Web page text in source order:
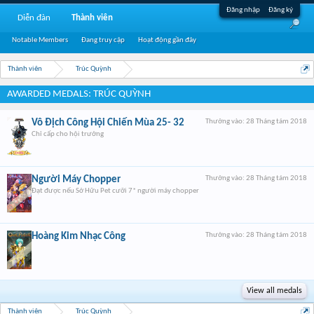
Đăng nhập Đăng ký
Thành viên Trúc Quỳnh
AWARDED MEDALS: TRÚC QUỲNH
Thưởng vào: 28 Tháng tám 2018
Vô Địch Công Hội Chiến Mùa 25- 32
Chỉ cấp cho hội trưởng
Thưởng vào: 28 Tháng tám 2018
Người Máy Chopper
Đạt được nếu Sở Hữu Pet cưỡi 7* người máy chopper
Thưởng vào: 28 Tháng tám 2018
Hoàng Kim Nhạc Công
View all medals
Thành viên Trúc Quỳnh
Diễn đàn Thành viên
Notable Members Đang truy cập Hoạt động gần đây